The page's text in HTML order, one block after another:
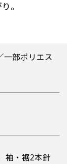
。
一部ポリエス
袖・裾2本針
。上部に棒袋
。上部に棒袋